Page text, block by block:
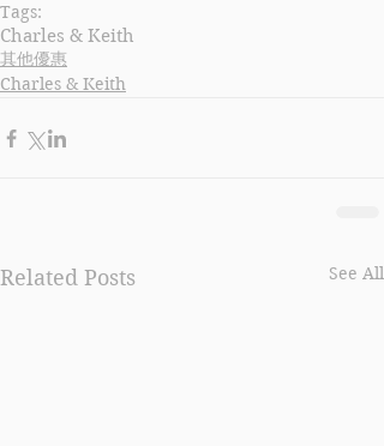
Tags:
Charles & Keith
其他優惠
Charles & Keith
Related Posts See All